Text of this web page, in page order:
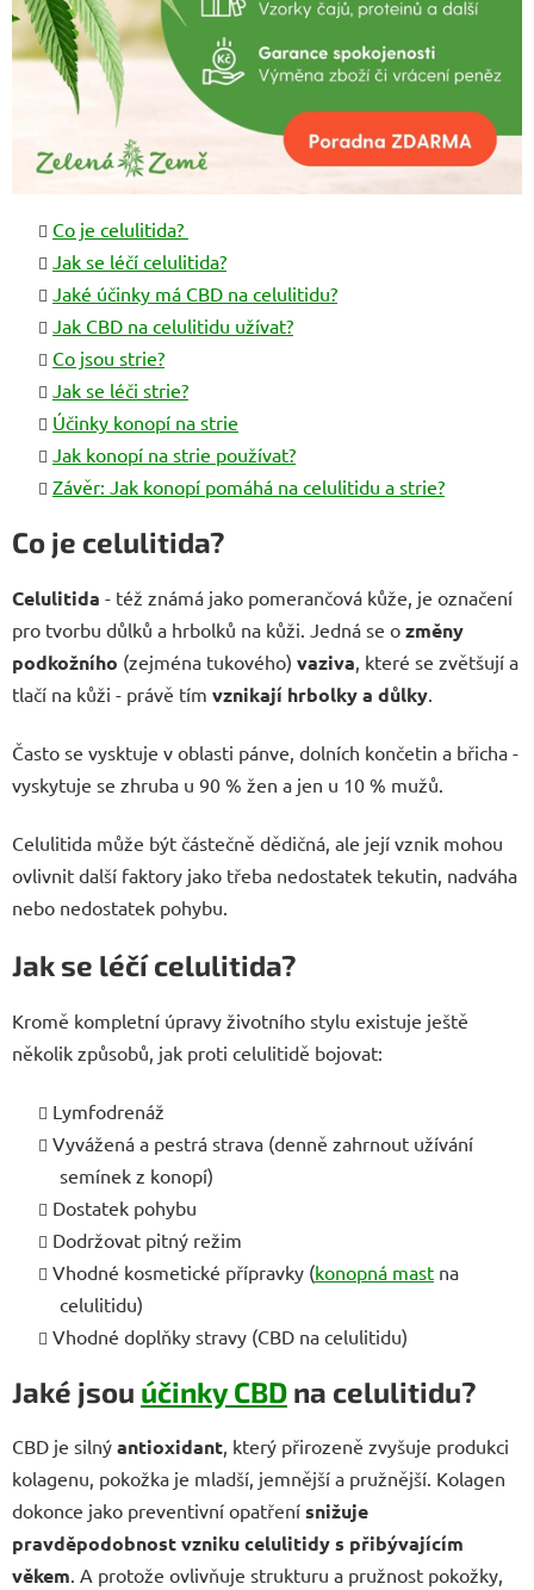
Co je celulitida?
Jak se léčí celulitida?
Jaké účinky má CBD na celulitidu?
Jak CBD na celulitidu užívat?
Co jsou strie?
Jak se léči strie?
Účinky konopí na strie
Jak konopí na strie používat?
Závěr: Jak konopí pomáhá na celulitidu a strie?
Co je celulitida?
Celulitida - též známá jako pomerančová kůže, je označení
pro tvorbu důlků a hrbolků na kůži. Jedná se o změny
podkožního (zejména tukového) vaziva , které se zvětšují a
tlačí na kůži - právě tím vznikají hrbolky a důlky
Často se vysktuje v oblasti pánve, dolních končetin a břicha -
vyskytuje se zhruba u 90 % žen a jen u 10 % mužů.
Celulitida může být částečně dědičná, ale její vznik mohou
ovlivnit další faktory jako třeba nedostatek tekutin, nadváha
nebo nedostatek pohybu.
Jak se léčí celulitida?
Kromě kompletní úpravy životního stylu existuje ještě
několik způsobů, jak proti celulitidě bojovat:
Lymfodrenáž
Vyvážená a pestrá strava (denně zahrnout užívání
semínek z konopí)
Dostatek pohybu
Dodržovat pitný režim
Vhodné kosmetické přípravky (konopná mast na
celulitidu)
Vhodné doplňky stravy (CBD na celulitidu)
Jaké jsou účinky CBD na celulitidu?
CBD je silný antioxidant, který přirozeně zvyšuje produkci
kolagenu, pokožka je mladší, jemnější a pružnější. Kolagen
dokonce jako preventivní opatření snižuje
pravděpodobnost vzniku celulitidy s přibývajícím
věkem. A protože ovlivňuje strukturu a pružnost pokožky,